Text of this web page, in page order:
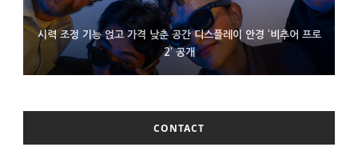
시력 조정 기능 얹고 가격 낮춘 공간 디스플레이 안경 ‘비추어 프로
2’ 공개
D램 부족에 10억달러어치 아이폰18 프로세서 패키징 대기 중
300~400달러 반지형 스피커 준비하는 오픈AI
CONTACT